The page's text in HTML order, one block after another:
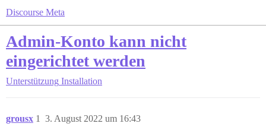
Discourse Meta
Admin-Konto kann nicht
eingerichtet werden
Unterstützung Installation
grousx 3. August 2022 um 16:43
1